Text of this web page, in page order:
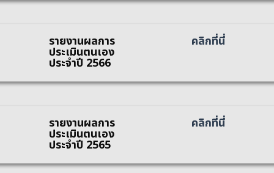
รายงานผลการ
ประเมินตนเอง
ประจำปี 2566
คลิกที่นี่
รายงานผลการ
ประเมินตนเอง
ประจำปี 2565
คลิกที่นี่